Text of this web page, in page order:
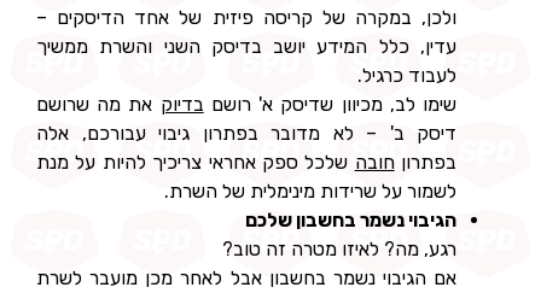
ולכן, במקרה של קריסה פיזית של אחד הדיסקים –
עדין, כלל המידע יושב בדיסק השני והשרת ממשיך
לעבוד כרגיל.
שימו לב, מכיוון שדיסק א' רושם בדיוק את מה שרושם
דיסק ב' – לא מדובר בפתרון גיבוי עבורכם, אלה
בפתרוןחובה שלכל ספק אחראי צריכיך להיות על מנת
לשמור על שרידות מינימלית של השרת.
הגיבוי נשמר בחשבון שלכם
רגע, מה? לאיזו מטרה זה טוב?
אם הגיבוי נשמר בחשבון אבל לאחר מכן מועבר לשרת